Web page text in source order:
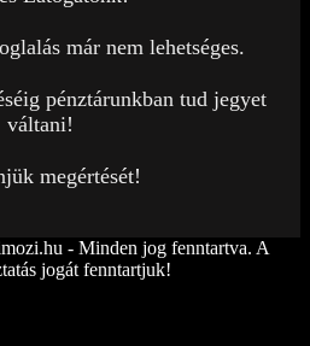
már nem lehetséges.
pénztárunkban tud jegyet
váltani!
megértését!
- Minden jog fenntartva. A
jogát fenntartjuk!